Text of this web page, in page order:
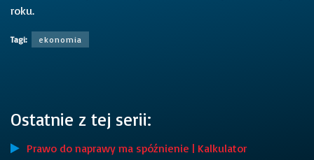
roku.
Tagi: ekonomia
Ostatnie z tej serii:
Prawo do naprawy ma spóźnienie | Kalkulator